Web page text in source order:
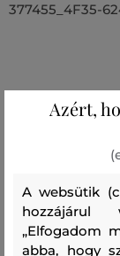
377455_4F35-
felső anyag
Azért,
A websütik
hozzájárul
„Elfogadom
abba, hogy